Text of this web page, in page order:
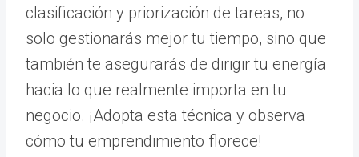
clasificación y priorización de tareas, no
solo gestionarás mejor tu tiempo, sino que
también te asegurarás de dirigir tu energía
hacia lo que realmente importa en tu
negocio. ¡Adopta esta técnica y observa
cómo tu emprendimiento florece!